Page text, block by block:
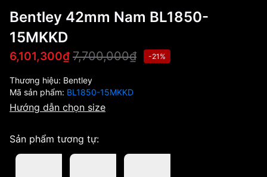
Bentley 42mm Nam BL1850-
15MKKD
6,101,300₫ 7,700,000₫ -21%
Thương hiệu: Bentley
Mã sản phẩm: BL1850-15MKKD
Hướng dẫn chọn size
Sản phẩm tương tự: